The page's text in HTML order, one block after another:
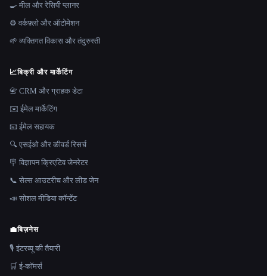
🍳 मील और रेसिपी प्लानर
⚙️ वर्कफ़्लो और ऑटोमेशन
🌱 व्यक्तिगत विकास और तंदुरुस्ती
📈बिक्री और मार्केटिंग
📇 CRM और ग्राहक डेटा
✉️ ईमेल मार्केटिंग
📧 ईमेल सहायक
🔍 एसईओ और कीवर्ड रिसर्च
🪧 विज्ञापन क्रिएटिव जेनरेटर
📞 सेल्स आउटरीच और लीड जेन
📣 सोशल मीडिया कॉन्टेंट
💼बिज़नेस
🎙️ इंटरव्यू की तैयारी
🛒 ई-कॉमर्स